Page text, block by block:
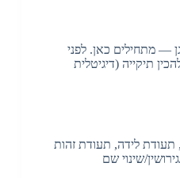
70% מהבלגן — מתחילים כאן. לפני
תיקייה (דיגיטלית
תעודת לידה, תעודת זהות
שינוי שם